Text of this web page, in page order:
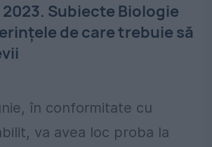
Subiecte Biologie
de care trebuie să
în conformitate cu
va avea loc proba la